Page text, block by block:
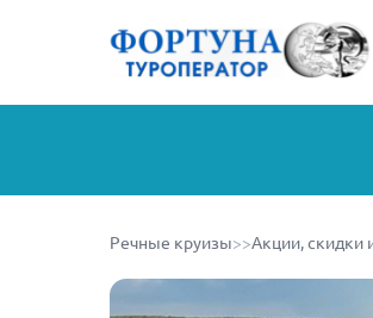
Речные круизы>>Акции, скидки